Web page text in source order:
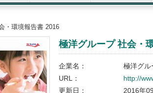
・環境報告書 2016
極洋グループ 社会・
企業名：
極洋グル
URL：
http://
更新日：
2016年